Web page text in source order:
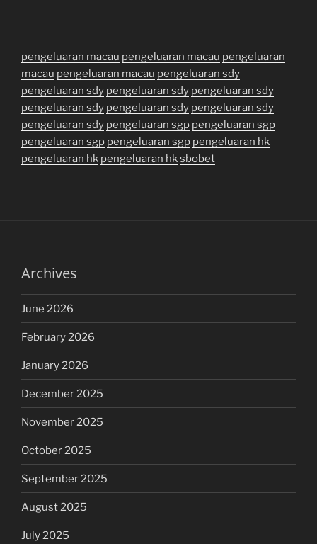
pengeluaran macau pengeluaran macau pengeluaran
macau pengeluaran macau pengeluaran sdy
pengeluaran sdy pengeluaran sdy pengeluaran sdy
pengeluaran sdy pengeluaran sdy pengeluaran sdy
pengeluaran sdy pengeluaran sgp pengeluaran sgp
pengeluaran sgp pengeluaran sgp pengeluaran hk
pengeluaran hk pengeluaran hksbobet
Archives
June 2026
February 2026
January 2026
December 2025
November 2025
October 2025
September 2025
August 2025
July 2025